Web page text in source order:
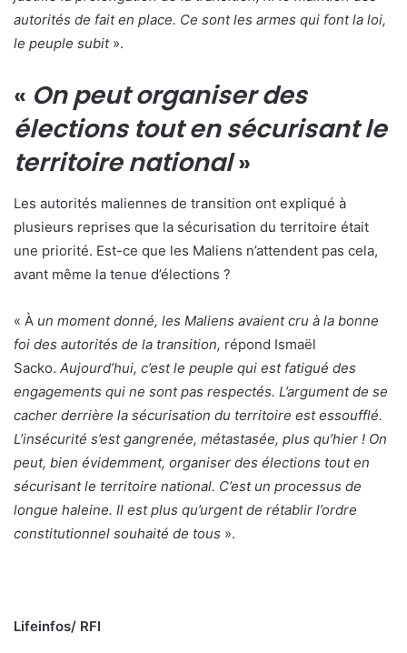
autorités de fait en place. Ce sont les armes qui font la loi,
le peuple subit ».
« On peut organiser des
élections tout en sécurisant le
territoire national»
Les autorités maliennes de transition ont expliqué à
plusieurs reprises que la sécurisation du territoire était
une priorité. Est-ce que les Maliens n’attendent pas cela,
avant même la tenue d’élections ?
« À un moment donné, les Maliens avaient cru à la bonne
foi des autorités de la transition, répond Ismaël
Sacko. Aujourd’hui, c’est le peuple qui est fatigué des
engagements qui ne sont pas respectés. L’argument de se
cacher derrière la sécurisation du territoire est essoufflé.
L’insécurité s’est gangrenée, métastasée, plus qu’hier ! On
peut, bien évidemment, organiser des élections tout en
sécurisant le territoire national. C’est un processus de
longue haleine. Il est plus qu’urgent de rétablir l’ordre
constitutionnel souhaité de tous ».
Lifeinfos/ RFI